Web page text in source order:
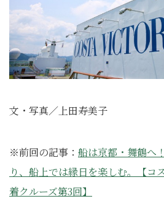
文・写真／上田寿美子
※前回の記事： 船は京都・舞鶴へ
り、船上では縁日を楽しむ。【コ
着クルーズ第3回】